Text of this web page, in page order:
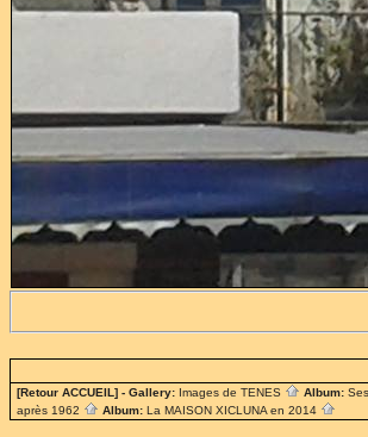
[Retour ACCUEIL] - Gallery: Images de TENES Album:
après 1962
Album: La MAISON XICLUNA en 2014